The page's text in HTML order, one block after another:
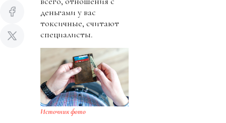
деньгами у вас
токсичные, считают
специалисты.
Источник фото